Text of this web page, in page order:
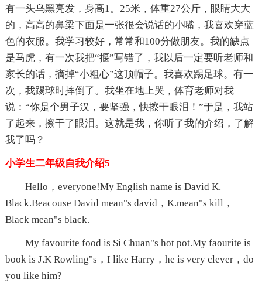
有一头乌黑亮发，身高1。25米，体重27公斤，眼睛大大
的，高高的鼻梁下面是一张很会说话的小嘴，我喜欢穿蓝
色的衣服。我学习较好，常常和100分做朋友。我的缺点
是马虎，有一次我把“揠”写错了，我以后一定要听老师和
家长的话，摘掉“小粗心”这顶帽子。我喜欢踢足球。有一
次，我踢球时摔倒了。我坐在地上哭，体育老师对我
说：“你是个男子汉，要坚强，快擦干眼泪！”于是，我站
了起来，擦干了眼泪。这就是我，你听了我的介绍，了解
我了吗？
小学生二年级自我介绍5
Hello，everyone!My English name is David K.
Black.Beacouse David mean"s david，K.mean"s kill，
Black mean"s black.
My favourite food is Si Chuan"s hot pot.My faourite is
book is J.K Rowling"s，I like Harry，he is very clever，do
you like him?